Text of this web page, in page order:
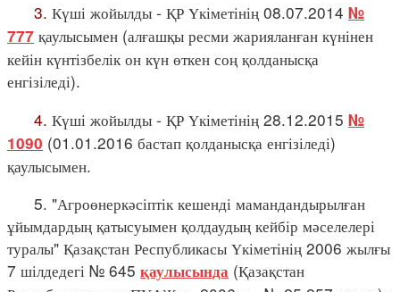
3. Күші жойылды - ҚР Үкіметінің 08.07.2014 №
777 қаулысымен (алғашқы ресми жарияланған күнінен
кейін күнтізбелік он күн өткен соң қолданысқа
енгізіледі).
4. Күші жойылды - ҚР Үкіметінің 28.12.2015 №
1090 (01.01.2016 бастап қолданысқа енгізіледі)
қаулысымен.
5. "Агроөнеркәсіптік кешенді мамандандырылған
ұйымдардың қатысуымен қолдаудың кейбір мәселелері
туралы" Қазақстан Республикасы Үкіметінің 2006 жылғы
7 шілдедегі № 645 қаулысында (Қазақстан